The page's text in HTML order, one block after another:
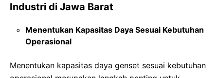
Industri di Jawa Barat
Menentukan Kapasitas Daya Sesuai Kebutuhan
Operasional
Menentukan kapasitas daya genset sesuai kebutuhan